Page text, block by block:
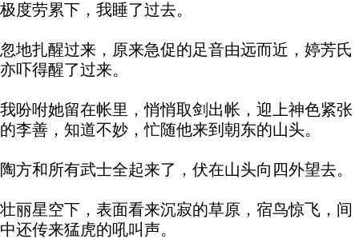
极度劳累下，我睡了过去。
忽地扎醒过来，原来急促的足音由远而近，婷芳氏
亦吓得醒了过来。
我吩咐她留在帐里，悄悄取剑出帐，迎上神色紧张
的李善，知道不妙，忙随他来到朝东的山头。
陶方和所有武士全起来了，伏在山头向四外望去。
壮丽星空下，表面看来沉寂的草原，宿鸟惊飞，间
中还传来猛虎的吼叫声。